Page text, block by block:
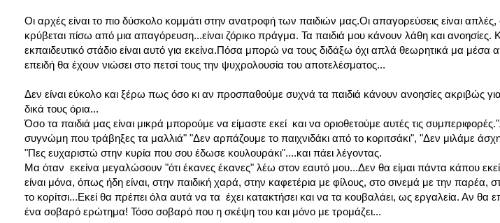
Οι αρχές είναι το πιο δύσκολο κομμάτι στην ανατροφή των παιδιών μας.Οι απαγορεύσεις είναι
κρύβεται πίσω από μια απαγόρευση...είναι ζόρικο πράγμα. Τα παιδιά μου κάνουν λάθη και ανοησίες.
εκπαιδευτικό στάδιο είναι αυτό για εκείνα.Πόσα μπορώ να τους διδάξω όχι απλά θεωρητικά μα
επειδή θα έχουν νιώσει στο πετσί τους την ψυχρολουσία του αποτελέσματος...
Δεν είναι εύκολο και ξέρω πως όσο κι αν προσπαθούμε συχνά τα παιδιά κάνουν ανοησίες ακριβώς
δικά τους όρια...
Όσο τα παιδιά μας είναι μικρά μπορούμε να είμαστε εκεί και να οριοθετούμε αυτές τις
συγνώμη που τράβηξες τα μαλλιά" "Δεν αρπάζουμε το παιχνιδάκι από το κοριτσάκι", "Δεν μιλάμε
"Πες ευχαριστώ στην κυρία που σου έδωσε κουλουράκι"....και πάει λέγοντας.
Μα όταν εκείνα μεγαλώσουν "ότι έκανες έκανες" λέω στον εαυτό μου...Δεν θα είμαι πάντα κάπου
είναι μόνα, όπως ήδη είναι, στην παιδική χαρά, στην καφετέρια με φίλους, στο σινεμά με την
το κορίτσι...Εκεί θα πρέπει όλα αυτά να τα έχει κατακτήσει και να τα κουβαλάει, ως εργαλεία. Αν θα
ένα σοβαρό ερώτημα! Τόσο σοβαρό που η σκέψη του και μόνο με τρομάζει...